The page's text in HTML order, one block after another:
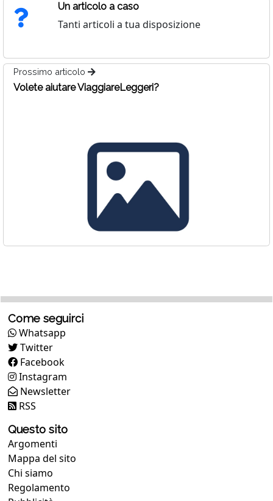
Un articolo a caso
Tanti articoli a tua disposizione
Prossimo articolo
Volete aiutare ViaggiareLeggeri?
Come seguirci
Whatsapp
Twitter
Facebook
Instagram
Newsletter
RSS
Questo sito
Argomenti
Mappa del sito
Chi siamo
Regolamento